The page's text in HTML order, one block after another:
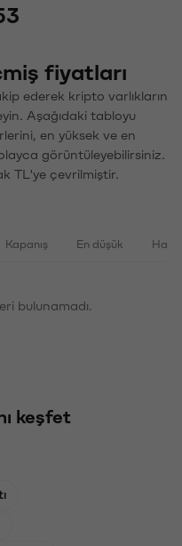
fiyatları
ederek kripto varlıkların
Aşağıdaki tabloyu
en yüksek ve en
görüntüleyebilirsiniz.
TL'ye çevrilmiştir.
Kapanış En düşük
bulunamadı.
keşfet